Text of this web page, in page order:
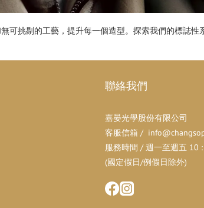
可挑剔的工藝，提升每一個造型。探索我們的標誌性
聯絡我們
嘉晏光學股份有限公司
客服信箱 /
服務時間 / 週一至週五 10
(國定假日/例假日除外)